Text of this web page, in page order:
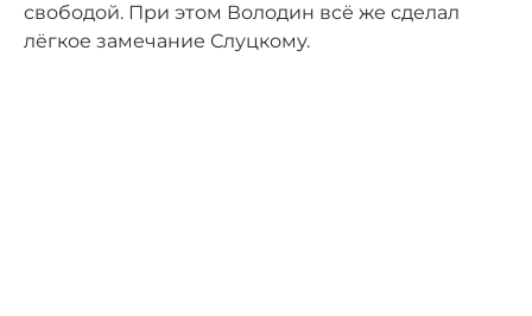
свободой. При этом Володин всё же сделал
лёгкое замечание Слуцкому.